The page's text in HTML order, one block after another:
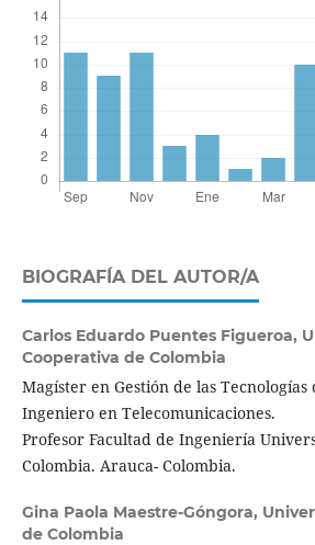
BIOGRAFÍA DEL AUTOR/A
Carlos Eduardo Puentes Figueroa,
Cooperativa de Colombia
Magíster en Gestión de las
Ingeniero en Telecomunicaciones.
Profesor Facultad de Ingeniería
Colombia. Arauca- Colombia.
Gina Paola Maestre-Góngora,
de Colombia